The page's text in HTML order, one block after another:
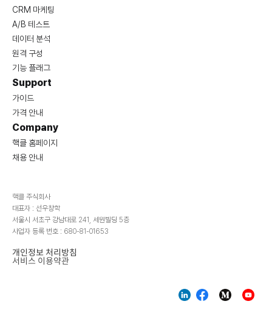
핵클 주식회사
대표자 : 선우창학
서울시 서초구 강남대로 241, 세원빌딩 5층
사업자 등록 번호 : 680-81-01653
개인정보 처리방침
서비스 이용약관
CRM 마케팅
A/B 테스트
데이터 분석
원격 구성
기능 플래그
Support
가이드
가격 안내
Company
핵클 홈페이지
채용 안내